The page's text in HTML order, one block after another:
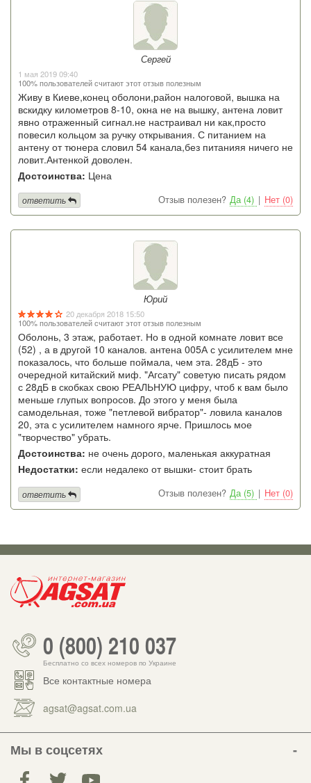
Сергей
1 мая 2019 09:40
100% пользователей считают этот отзыв полезным
Живу в Киеве,конец оболони,район налоговой, вышка на
вскидку километров 8-10, окна не на вышку, антена ловит
явно отраженный сигнал.не настраивал ни как,просто
повесил кольцом за ручку открывания. С питанием на
антену от тюнера словил 54 канала,без питанияя ничего не
ловит.Антенкой доволен.
Достоинства: Цена
Отзыв полезен? Да (4) | Нет (0)
ответить
Юрий
20 декабря 2018 15:50
100% пользователей считают этот отзыв полезным
Оболонь, 3 этаж, работает. Но в одной комнате ловит все
(52) , а в другой 10 каналов. антена 005А с усилителем мне
показалось, что больше поймала, чем эта. 28дБ - это
очередной китайский миф. "Агсату" советую писать рядом
с 28дБ в скобках свою РЕАЛЬНУЮ цифру, чтоб к вам было
меньше глупых вопросов. До этого у меня была
самодельная, тоже "петлевой вибратор"- ловила каналов
20, эта с усилителем намного ярче. Пришлось мое
"творчество" убрать.
Достоинства: не очень дорого, маленькая аккуратная
Недостатки: если недалеко от вышки- стоит брать
Отзыв полезен? Да (5) | Нет (0)
ответить
0 (800) 210 037
Бесплатно со всех номеров по Украине
Все контактные номера
agsat@agsat.com.ua
Мы в соцсетях